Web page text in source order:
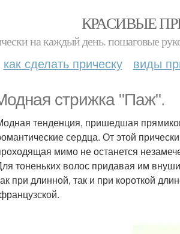
КРАСИВЫЕ
на каждый день. пошаговые
как сделать прическу виды
стрижка "Паж".
тенденция, пришедшая
сердца. От этой
мимо не останется
тоненьких волос придавая им
при длинной, так и при короткой